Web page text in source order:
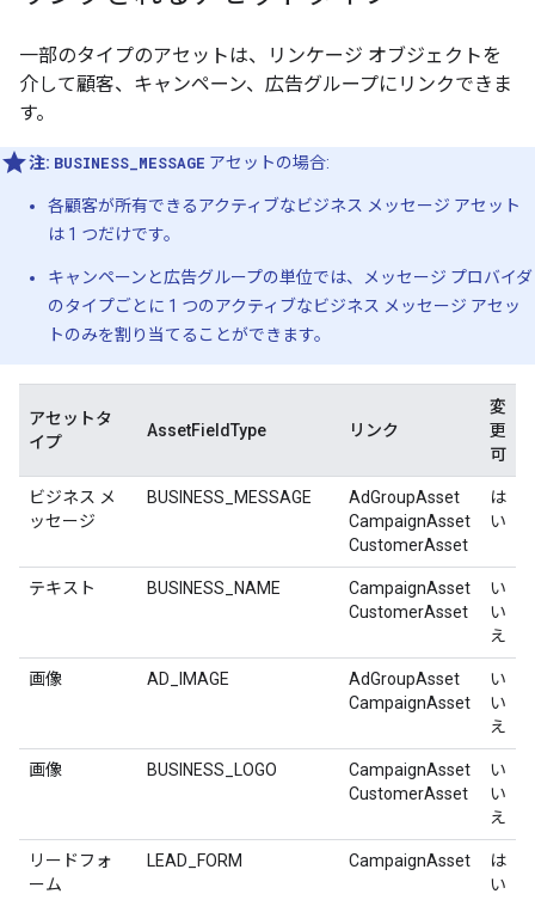
一部のタイプのアセットは、リンケージ オブジェクトを
介して顧客、キャンペーン、広告グループにリンクできま
す。
注: BUSINESS_MESSAGE アセットの場合:
各顧客が所有できるアクティブなビジネス メッセージ アセット
は 1 つだけです。
キャンペーンと広告グループの単位では、メッセージ プロバイダ
のタイプごとに 1 つのアクティブなビジネス メッセージ アセッ
トのみを割り当てることができます。
アセットタ
イプ
AssetFieldType リンク
変
更
可
ビジネス メ
ッセージ
BUSINESS_MESSAGE
AdGroupAsset
CampaignAsset
CustomerAsset
は
い
テキスト BUSINESS_NAME
CampaignAsset
CustomerAsset
い
い
え
画像 AD_IMAGE
AdGroupAsset
CampaignAsset
い
い
え
画像 BUSINESS_LOGO
CampaignAsset
CustomerAsset
い
い
え
リードフォ
ーム
LEAD_FORM CampaignAsset
は
い